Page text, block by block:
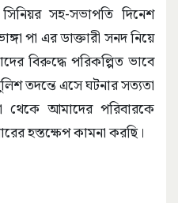
সহ-সভাপতি দিনেশ
পা এর ডাক্তারী সনদ নিয়ে
বিরুদ্ধে পরিকল্পিত ভাবে
তদন্তে এসে ঘটনার সত্যতা
থেকে আমাদের পরিবারকে
হস্তক্ষেপ কামনা করছি।